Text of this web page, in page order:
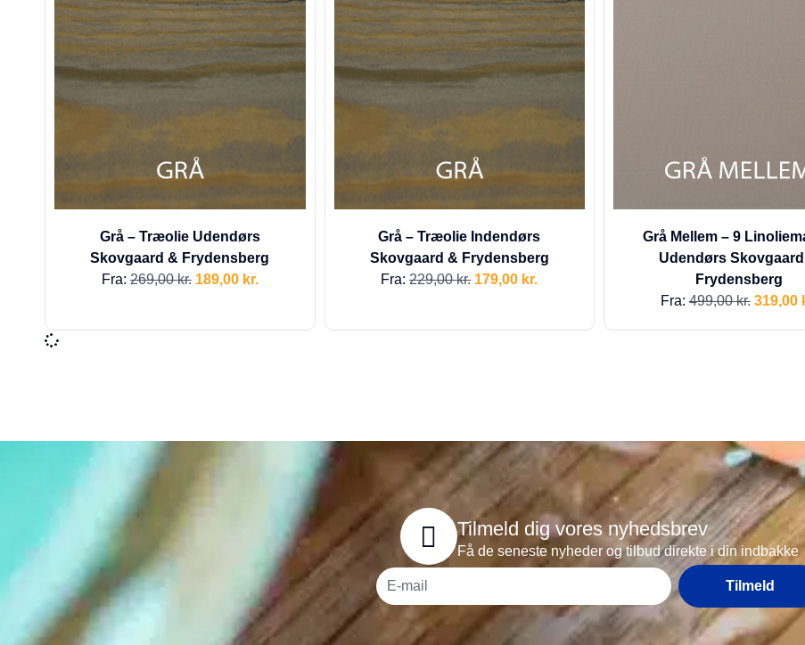
Grå – Træolie Udendørs
Skovgaard & Frydensberg
Fra:269,00kr. 189,00 kr.
Grå – Træolie Indendørs
Skovgaard & Frydensberg
Fra:229,00kr. 179,00 kr.
Grå Mellem – 9
Udendørs
Frydensberg
Fra:499,00kr. 319,00
Tilmeld dig vores nyhedsbrev
Få de seneste nyheder og tilbud direkte i din indbakke
Tilmeld